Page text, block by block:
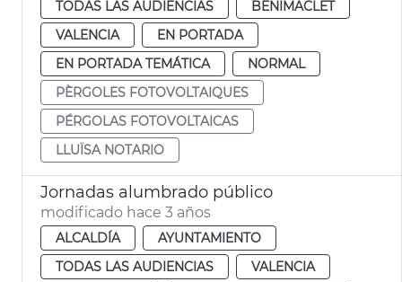
TODAS LAS AUDIENCIAS
BENIMACLET
VALENCIA
EN PORTADA
EN PORTADA TEMÁTICA
NORMAL
PÈRGOLES FOTOVOLTAIQUES
PÉRGOLAS FOTOVOLTAICAS
LLUÏSA NOTARIO
Jornadas alumbrado público
modificado hace 3 años
ALCALDÍA
AYUNTAMIENTO
TODAS LAS AUDIENCIAS
VALENCIA